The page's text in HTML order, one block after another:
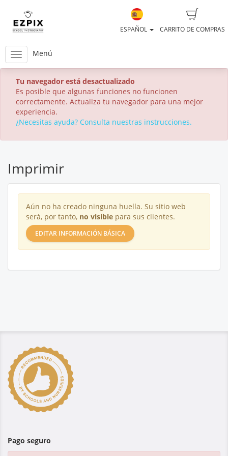
CARRITO DE COMPRAS
ESPAÑOL
Menú
Tu navegador está desactualizado
Es posible que algunas funciones no funcionen
correctamente. Actualiza tu navegador para una mejor
experiencia.
¿Necesitas ayuda? Consulta nuestras instrucciones.
Imprimir
Aún no ha creado ninguna huella. Su sitio web
será, por tanto, no visible para sus clientes.
EDITAR INFORMACIÓN BÁSICA
Pago seguro